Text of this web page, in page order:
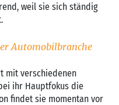
weil sie sich ständig
Automobilbranche
mit verschiedenen
ihr Hauptfokus die
findet sie momentan vor